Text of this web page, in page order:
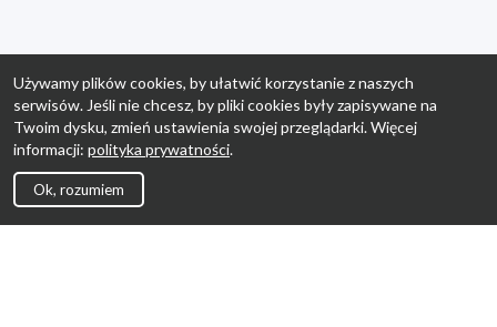
Używamy plików cookies, by ułatwić korzystanie z naszych
serwisów. Jeśli nie chcesz, by pliki cookies były zapisywane na
Twoim dysku, zmień ustawienia swojej przeglądarki. Więcej
informacji: polityka prywatności.
Ok, rozumiem